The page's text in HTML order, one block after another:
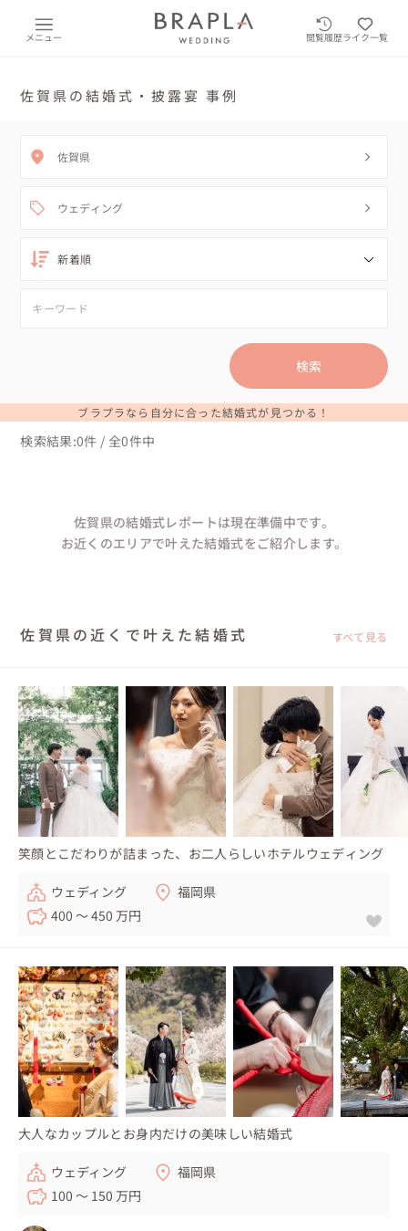
メニュー 閲覧履歴ライク一覧
佐賀県の結婚式・披露宴 事例
佐賀県
ウェディング
検索
ブラプラなら自分に合った結婚式が見つかる！
検索結果:0件 / 全0件中
佐賀県の結婚式レポートは現在準備中です。
お近くのエリアで叶えた結婚式をご紹介します。
佐賀県の近くで叶えた結婚式 すべて見る
笑顔とこだわりが詰まった、お二人らしいホテルウェディング
ウェディング
福岡県
400 〜 450 万円
大人なカップルとお身内だけの美味しい結婚式
ウェディング
福岡県
100 〜 150 万円